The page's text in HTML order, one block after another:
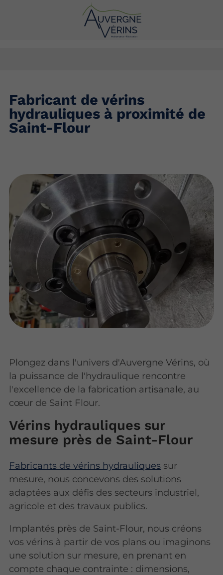
Fabricant de vérins
hydrauliques à proximité de
Saint-Flour
Plongez dans l'univers d'Auvergne Vérins, où
la puissance de l'hydraulique rencontre
l'excellence de la fabrication artisanale, au
cœur de Saint Flour.
Vérins hydrauliques sur
mesure près de Saint-Flour
Fabricants de vérins hydrauliques sur
mesure, nous concevons des solutions
adaptées aux défis des secteurs industriel,
agricole et des travaux publics.
Implantés près de Saint-Flour, nous créons
vos vérins à partir de vos plans ou imaginons
une solution sur mesure, en prenant en
compte chaque contrainte : dimensions,